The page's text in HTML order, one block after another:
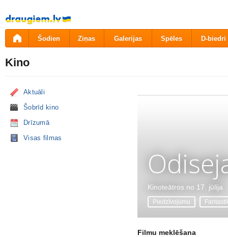
Pāriet
uz
saturu
Šodien Ziņas Galerijas Spēles D-biedri
Kino
Aktuāli
Šobrīd kino
Drīzumā
Visas filmas
Kinoteātros no 17. jūlija
Piedzīvojumu
Filmu meklēšana